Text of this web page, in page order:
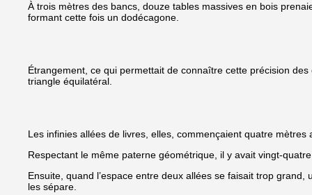
À trois mètres des bancs, douze tables massives en bois
formant cette fois un dodécagone.
Étrangement, ce qui permettait de connaître cette précision
triangle équilatéral.
Les infinies allées de livres, elles, commençaient quatre mètres
Respectant le même paterne géométrique, il y avait vingt-
Ensuite, quand l’espace entre deux allées se faisait trop
les sépare.